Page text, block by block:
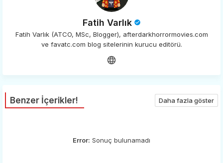
Fatih Varlık
Fatih Varlık (ATCO, MSc, Blogger), afterdarkhorrormovies.com
ve favatc.com blog sitelerinin kurucu editörü.
Benzer İçerikler! Daha fazla göster
Error: Sonuç bulunamadı